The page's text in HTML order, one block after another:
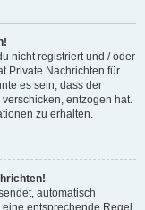
nicht registriert und / oder
Private Nachrichten für
es sein, dass der
entzogen hat.
zu erhalten.
automatisch
entsprechende Regel